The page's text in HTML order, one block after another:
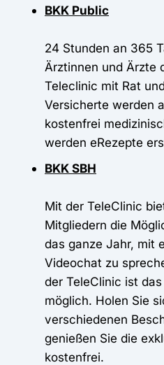
BKK Public
24 Stunden an 365
Ärztinnen und Ärzte
Teleclinic mit Rat
Versicherte werden
kostenfrei
werden eRezepte
BKK SBH
Mit der TeleClinic
Mitgliedern die
das ganze Jahr, mit
Videochat zu
der TeleClinic ist
möglich. Holen Sie
verschiedenen
genießen Sie die
kostenfrei.